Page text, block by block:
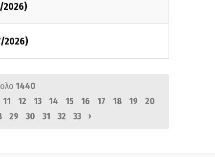
2026)
2026)
1440
11 12 13 14 15 16 17 18 19
20
29 30 31 32 33 ›